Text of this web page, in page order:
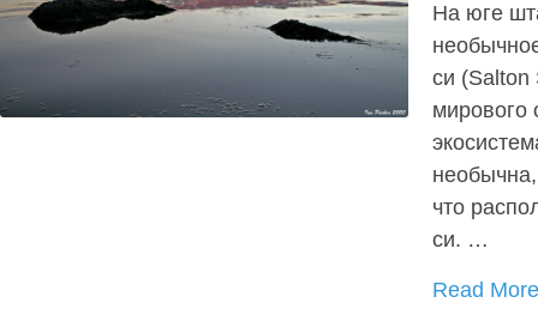
На юге
си (Salton
мирового
что
си. …
Read